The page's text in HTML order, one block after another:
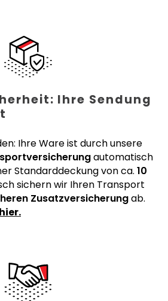
Ihre Sendung
Ihre Ware ist durch unsere
automatisch
Standarddeckung von ca. 10
sichern wir Ihren Transport
Zusatzversicherungab.
hier.